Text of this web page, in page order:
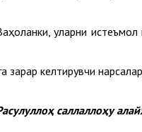
уларни истеъмол
зарар келтирувчи